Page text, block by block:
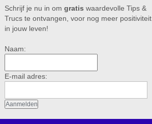
Schrijf je nu in om gratis waardevolle Tips &
Trucs te ontvangen, voor nog meer positiviteit
in jouw leven!
Naam:
E-mail adres: